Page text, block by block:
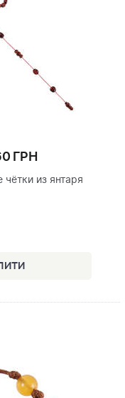
ГРН
из янтаря